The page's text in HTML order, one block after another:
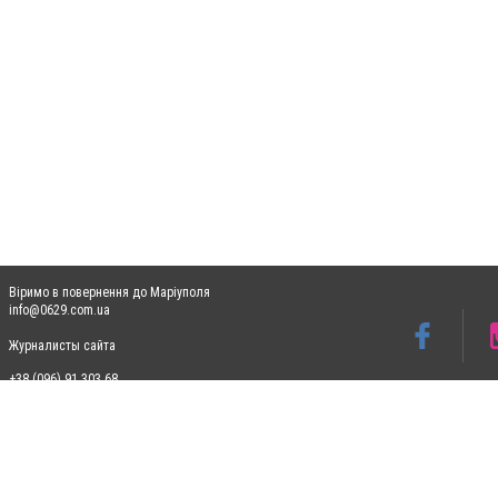
Віримо в повернення до Маріуполя
info@0629.com.ua
Журналисты сайта
+38 (096) 91 303 68